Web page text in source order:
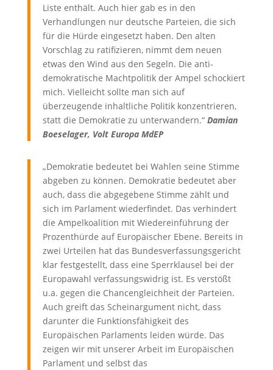
Liste enthält. Auch hier gab es in den
Verhandlungen nur deutsche Parteien, die sich
für die Hürde eingesetzt haben. Den alten
Vorschlag zu ratifizieren, nimmt dem neuen
etwas den Wind aus den Segeln. Die anti-
demokratische Machtpolitik der Ampel schockiert
mich. Vielleicht sollte man sich auf
überzeugende inhaltliche Politik konzentrieren,
statt die Demokratie zu unterwandern.“ Damian
Boeselager, Volt Europa MdEP
„Demokratie bedeutet bei Wahlen seine Stimme
abgeben zu können. Demokratie bedeutet aber
auch, dass die abgegebene Stimme zählt und
sich im Parlament wiederfindet. Das verhindert
die Ampelkoalition mit Wiedereinführung der
Prozenthürde auf Europäischer Ebene. Bereits in
zwei Urteilen hat das Bundesverfassungsgericht
klar festgestellt, dass eine Sperrklausel bei der
Europawahl verfassungswidrig ist. Es verstößt
u.a. gegen die Chancengleichheit der Parteien.
Auch greift das Scheinargument nicht, dass
darunter die Funktionsfähigkeit des
Europäischen Parlaments leiden würde. Das
zeigen wir mit unserer Arbeit im Europäischen
Parlament und selbst das